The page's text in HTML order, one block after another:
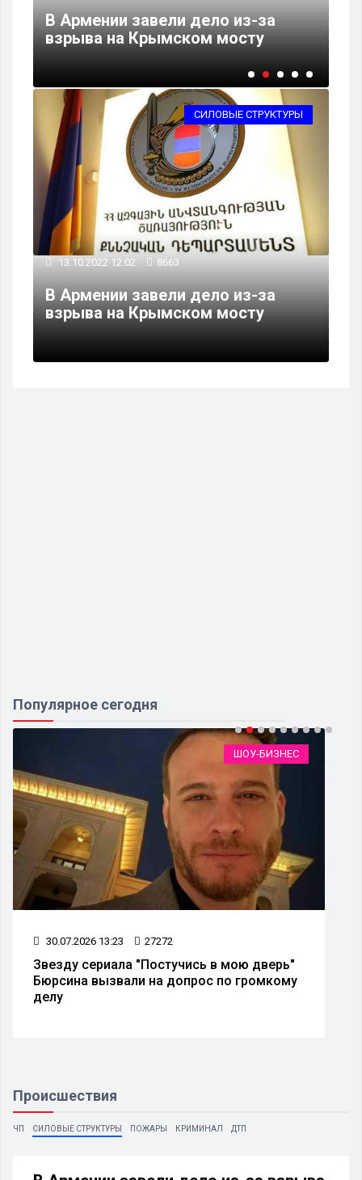
В Армении завели дело из-за
взрыва на Крымском мосту
СИЛОВЫЕ СТРУКТУРЫ
13.10.2022 12:02 8663
В Армении завели дело из-за
взрыва на Крымском мосту
Популярное сегодня
ШОУ-БИЗНЕС
30.07.2026 13:23 27272
Звезду сериала "Постучись в мою дверь"
Бюрсина вызвали на допрос по громкому
делу
Происшествия
ЧП СИЛОВЫЕ СТРУКТУРЫ ПОЖАРЫ КРИМИНАЛ ДТП